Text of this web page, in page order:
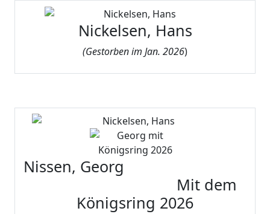
Nickelsen, Hans
(Gestorben im Jan. 2026)
Nissen, Georg
Mit dem
Königsring 2026